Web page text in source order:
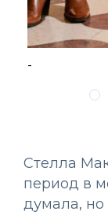
Стелла
период в
думала, но